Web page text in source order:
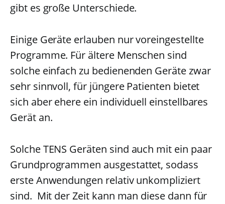
gibt es große Unterschiede.
Einige Geräte erlauben nur voreingestellte
Programme. Für ältere Menschen sind
solche einfach zu bedienenden Geräte zwar
sehr sinnvoll, für jüngere Patienten bietet
sich aber ehere ein individuell einstellbares
Gerät an.
Solche TENS Geräten sind auch mit ein paar
Grundprogrammen ausgestattet, sodass
erste Anwendungen relativ unkompliziert
sind. Mit der Zeit kann man diese dann für